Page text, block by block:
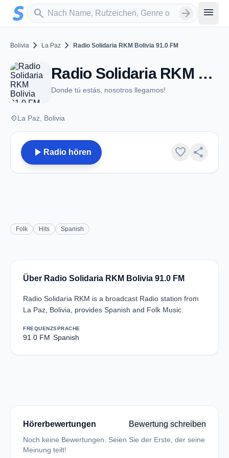
Zum Hauptinhalt springen
search
Sender suchen arrow_forward menu
Bolivia chevron_right La Paz chevron_right Radio Solidaria RKM Bolivia 91.0 FM
Radio Solidaria RKM Bolivia 91.0 FM - FM 91.0 - La Paz
Donde tú estás, nosotros llegamos!
placeLa Paz, Bolivia
play_arrow Radio hören favorite share
Folk Hits Spanish
Über Radio Solidaria RKM Bolivia 91.0 FM
Radio Solidaria RKM is a broadcast Radio station from
La Paz, Bolivia, provides Spanish and Folk Music.
FREQUENZ
91.0 FM
SPRACHE
Spanish
Hörerbewertungen Bewertung schreiben
Noch keine Bewertungen. Seien Sie der Erste, der seine
Meinung teilt!